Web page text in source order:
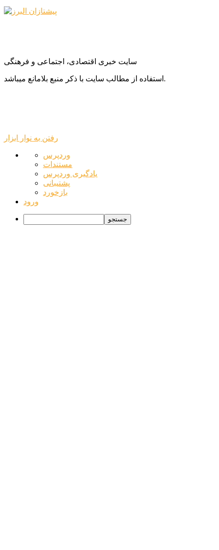
سایت خبری اقتصادی، اجتماعی و فرهنگی
استفاده از مطالب سایت با ذکر منبع بلامانع میباشد.
رفتن به نوار ابزار
درباره
وردپرس
وردپرس
مستندات
یادگیری وردپرس
پشتیبانی
بازخورد
ورود
جستجو